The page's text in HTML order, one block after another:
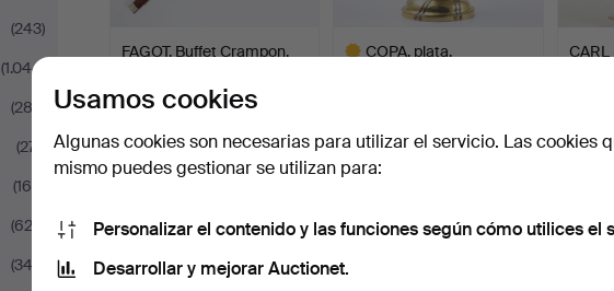
(243)
(1.044)
(282)
(271)
(169)
(622)
(342)
FAGOT. Buffet Crampon,
32 min
476 USD
COPA, plata,
443 USD
Lote
CARL
433
Usamos cookies
Algunas cookies son necesarias para utilizar el servicio. Las cookies
mismo puedes gestionar se utilizan para:
Personalizar el contenido y las funciones según cómo utilices el
Desarrollar y mejorar Auctionet.